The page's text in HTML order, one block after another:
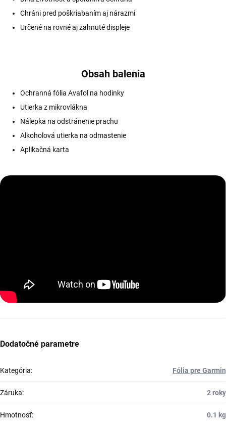
Chráni pred poškriabaním aj nárazmi
Určené na rovné aj zahnuté displeje
Obsah balenia
Ochranná fólia Avafol na hodinky
Utierka z mikrovlákna
Nálepka na odstránenie prachu
Alkoholová utierka na odmastenie
Aplikačná karta
Dodatočné parametre
Kategória: Fólia pre Garmin
Záruka: 2 roky
Hmotnosť: 0.1 kg